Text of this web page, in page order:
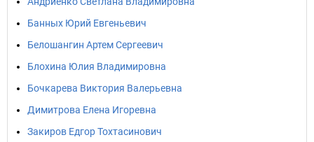
Банных Юрий Евгеньевич
Белошангин Артем Сергеевич
Блохина Юлия Владимировна
Бочкарева Виктория Валерьевна
Димитрова Елена Игоревна
Закиров Едгор Тохтасинович